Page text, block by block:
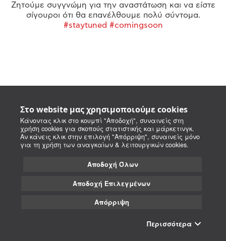
Στο website μας χρησιμοποιούμε cookies
Κάνοντας κλικ στο κουμπί "Αποδοχή", συναινείς στη
χρήση cookies για σκοπούς στατιστικής και μάρκετινγκ.
Αν κάνεις κλικ στην επιλογή "Απόρριψη", συναινείς μόνο
για τη χρήση των αναγκαίων & λειτουργικών cookies.
Αποδοχή Όλων
Αποδοχή Επιλεγμένων
Απόρριψη
Περισσότερα
Ζητούμε συγγνώμη για την αναστάτωση και να είστε
σίγουροι ότι θα επανέλθουμε πολύ σύντομα.
#staytuned #comingsoon